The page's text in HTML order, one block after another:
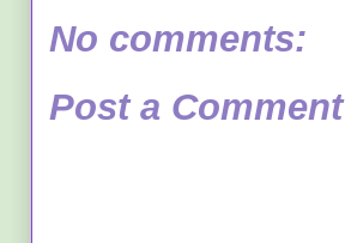
No comments:
Post a Comment